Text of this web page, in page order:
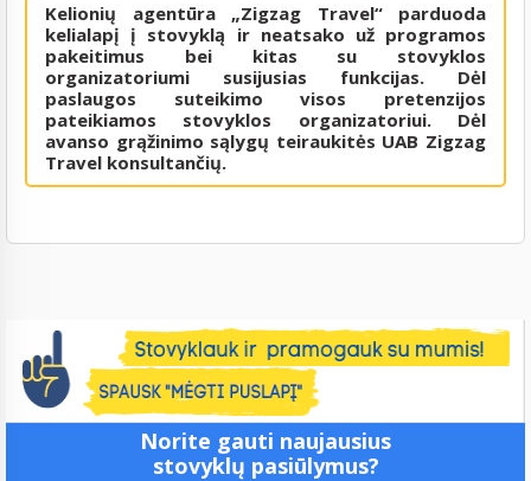
Kelionių agentūra „Zigzag Travel“ parduoda
kelialapį į stovyklą ir neatsako už programos
pakeitimus bei kitas su stovyklos
organizatoriumi susijusias funkcijas. Dėl
paslaugos suteikimo visos pretenzijos
pateikiamos stovyklos organizatoriui. Dėl
avanso grąžinimo sąlygų teiraukitės UAB Zigzag
Travel konsultančių.
Norite gauti naujausius
stovyklų pasiūlymus?